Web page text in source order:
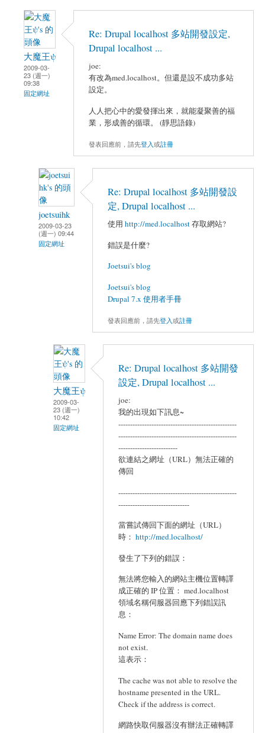
大魔王ψ
2009-03-
23 (週一)
09:38
固定網址
Re: Drupal localhost 多站開發設定,
Drupal localhost ...
joe:
有改為med.localhost。但還是設不成功多站
設定。
人人把心中的愛發揮出來，就能凝聚善的福
業，形成善的循環。 (靜思語錄)
發表回應前，請先登入或註冊
joetsuihk
2009-03-23
(週一) 09:44
固定網址
Re: Drupal localhost 多站開發設
定, Drupal localhost ...
使用 http://med.localhost存取網站?
錯誤是什麼?
Joetsui's blog
Joetsui's blog
Drupal 7.x 使用者手冊
發表回應前，請先登入或註冊
大魔王ψ
2009-03-
23 (週一)
10:42
固定網址
Re: Drupal localhost 多站開發
設定, Drupal localhost ...
joe:
我的出現如下訊息~
--------------------------------------------------
--------------------------------------------------
-------------------------
欲連結之網址（URL）無法正確的
傳回
--------------------------------------------------
------------------------------
當嘗試傳回下面的網址（URL）
時： http://med.localhost/
發生了下列的錯誤：
無法將您輸入的網站主機位置轉譯
成正確的 IP 位置： med.localhost
領域名稱伺服器回應下列錯誤訊
息：
Name Error: The domain name does
not exist.
這表示：
The cache was not able to resolve the
hostname presented in the URL.
Check if the address is correct.
網路快取伺服器沒有辦法正確轉譯